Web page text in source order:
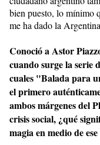
bien puesto, lo mínimo
me ha dado la
Conoció a Astor
cuando surge la serie
cuales "Balada para
el primero
ambos márgenes del
crisis social, ¿qué
magia en medio de